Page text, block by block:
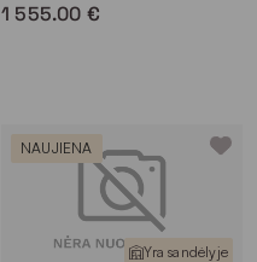
1 555.00 €
NAUJIENA
Yra sandėlyje